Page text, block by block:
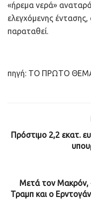
«ήρεμα νερά»
ελεγχόμενης
παραταθεί.
πηγή: ΤΟ ΠΡΩΤΟ
Πρόστιμο 2,2 εκατ.
Μετά τον Μακρόν,
Τραμπ και ο